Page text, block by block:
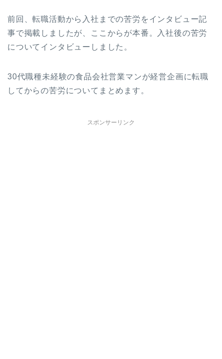
前回、転職活動から入社までの苦労をインタビュー記
事で掲載しましたが、ここからが本番。入社後の苦労
についてインタビューしました。
30代職種未経験の食品会社営業マンが経営企画に転職
してからの苦労についてまとめます。
スポンサーリンク